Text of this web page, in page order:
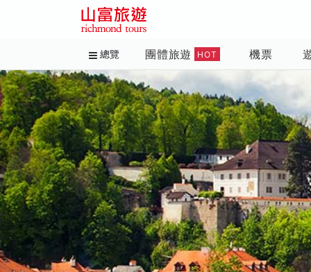
總覽 團體旅遊 HOT 機票